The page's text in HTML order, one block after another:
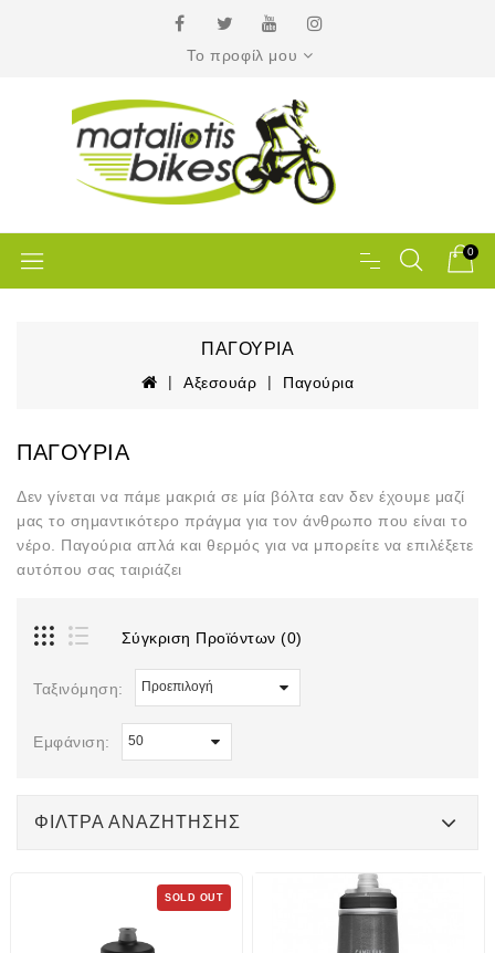
Το προφίλ μου
0
ΠΑΓΟΎΡΙΑ
Αξεσουάρ Παγούρια
ΠΑΓΟΎΡΙΑ
Δεν γίνεται να πάμε μακριά σε μία βόλτα εαν δεν έχουμε μαζί
μας το σημαντικότερο πράγμα για τον άνθρωπο που είναι το
νέρο. Παγούρια απλά και θερμός για να μπορείτε να επιλέξετε
αυτόπου σας ταιριάζει
Σύγκριση Προϊόντων (0)
Ταξινόμηση:
Εμφάνιση:
ΦΊΛΤΡΑ ΑΝΑΖΉΤΗΣΗΣ
SOLD OUT